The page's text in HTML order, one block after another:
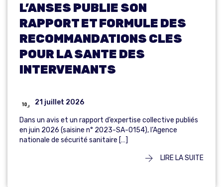
L’ANSES PUBLIE SON
RAPPORT ET FORMULE DES
RECOMMANDATIONS CLES
POUR LA SANTE DES
INTERVENANTS
21 juillet 2026
Dans un avis et un rapport d’expertise collective publiés
en juin 2026 (saisine n° 2023-SA-0154), l’Agence
nationale de sécurité sanitaire […]
LIRE LA SUITE